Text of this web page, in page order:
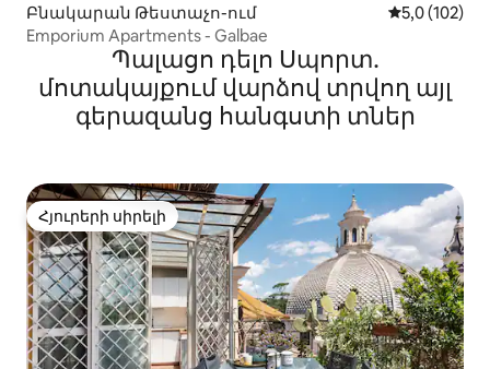
Բնակարան Թեստաչո-ում Միջին
5,0 (102)
Emporium Apartments - Galbae
Պալացո դելո Սպորտ․
մոտակայքում վարձով տրվող այլ
գերազանց հանգստի տներ
Հյուրերի սիրելի
Հյուրերի սիրելի